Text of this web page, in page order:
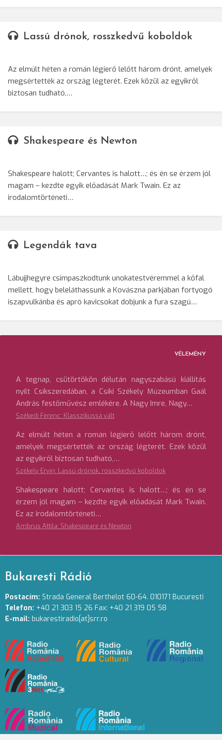
Lassú drónok, rosszkedvű koboldok
Az elmúlt héten a román légierő lelőtt három drónt, amelyek
megsértették az ország légterét. Ezek közül az egyikről
biztosan tudható,…
Shakespeare és Newton
Shakespeare halott; Cervantes is halott…; és én se érzem jól
magam – kezdte egyik előadását Mark Twain. Ez az
irodalomtörténeti…
Legendák tava
Lábujjhegyre csimpaszkodtunk unokatestvéremmel a kőfal
mellett, hogy beleláthassunk a Kovászna parkjában fortyogó
iszapvulkánba és apró kavicsokat dobjunk a fura szagú…
VÉLEMÉNY
A tegnap, csütörtökön délután nagyszabású kiállítás
nyílt Csíkszeredában, a Csíki Székely Múzeumban Gaál
András festőművész emlékére. A Nagy Imre, Nagy…
Székedi Ferenc: Klasszikussá vált
Az elmúlt héten a román légierő lelőtt három drónt,
amelyek megsértették az ország légterét. Ezek közül
az egyikről biztosan tudható,…
Székely Ervin: Lassú drónok, rosszkedvű koboldok
Shakespeare halott; Cervantes is halott…; és én se
érzem jól magam – kezdte egyik előadását Mark Twain.
Ez az irodalomtörténeti…
Ambrus Attila: Shakespeare és Newton
Bukaresti Rádió
Postacím: Strada General Berthelot 60-64. 010171 Bucuresti
Telefon: +40 21 303 15 26 Fax: +40 21 319 05 58
E-mail: bukarestiradio[at]srr.ro